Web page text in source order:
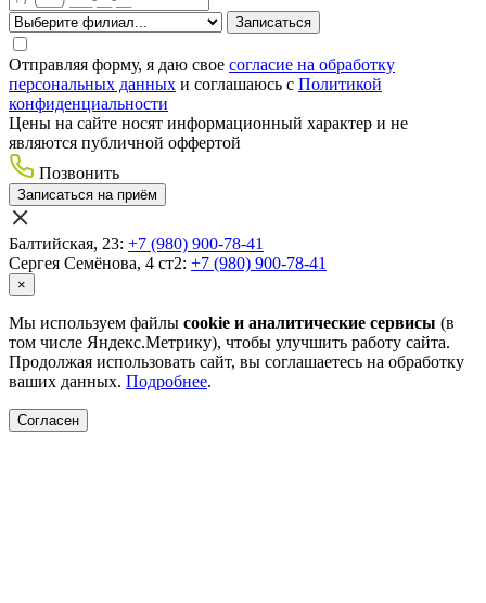
Отправляя форму, я даю свое согласие на обработку
персональных данных и соглашаюсь c Политикой
конфиденциальности
Цены на сайте носят информационный характер и не
являются публичной оффертой
Позвонить
Записаться на приём
Балтийская, 23: +7 (980) 900-78-41
Сергея Семёнова, 4 ст2: +7 (980) 900-78-41
×
Мы используем файлы cookie и аналитические сервисы (в
том числе Яндекс.Метрику), чтобы улучшить работу сайта.
Продолжая использовать сайт, вы соглашаетесь на обработку
ваших данных. Подробнее.
Согласен